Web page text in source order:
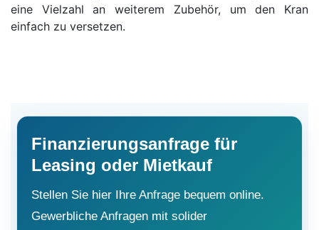
eine Vielzahl an weiterem Zubehör, um den Kran
einfach zu versetzen.
Finanzierungsanfrage für
Leasing oder Mietkauf
Stellen Sie hier Ihre Anfrage bequem online.
Gewerbliche Anfragen mit solider